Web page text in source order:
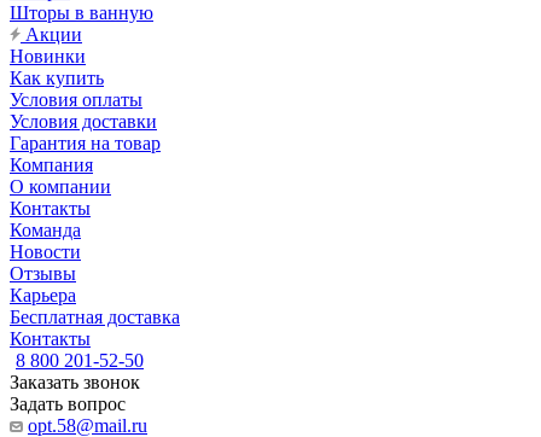
Шторы в ванную
Акции
Новинки
Как купить
Условия оплаты
Условия доставки
Гарантия на товар
Компания
О компании
Контакты
Команда
Новости
Отзывы
Карьера
Бесплатная доставка
Контакты
8 800 201-52-50
Заказать звонок
Задать вопрос
opt.58@mail.ru